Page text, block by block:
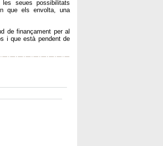
seues possibilitats
que els envolta, una
de finançament per al
i que està pendent de